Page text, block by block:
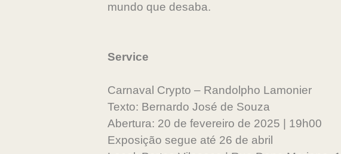
mundo que desaba.
Service
Carnaval Crypto – Randolpho Lamonier
Texto: Bernardo José de Souza
Abertura: 20 de fevereiro de 2025 | 19h00
Exposição segue até 26 de abril